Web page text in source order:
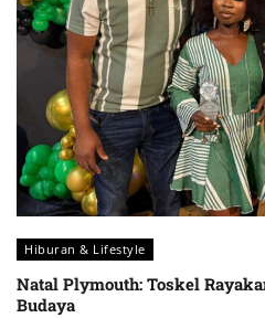
Hiburan & Lifestyle
Natal Plymouth: Toskel
Budaya